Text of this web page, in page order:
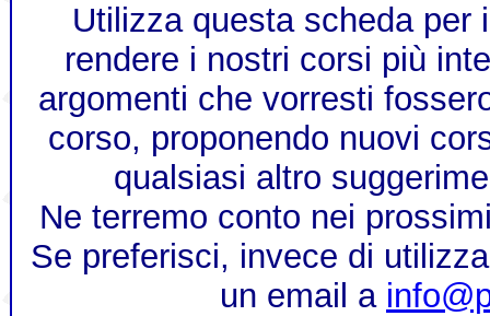
Utilizza questa scheda per
rendere i nostri corsi più
argomenti che vorresti
corso, proponendo nuovi
qualsiasi altro
Ne terremo conto nei
Se preferisci, invece di
un email a